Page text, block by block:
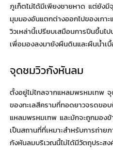
ภูเก็ตไม่ได้มีเพียงชายหาด แต่ยัง
มุมมองอันแตกต่างออกไปของเกา
วิวเหล่านี้เปรียบเสมือนการปีนขึ้น
เพื่อมองลงมายังผืนดินและผืนน้ำเ
จุดชมวิวกังหันลม
ตั้งอยู่ไม่ไกลจากแหลมพรหมเทพ
ของทะเลสีครามที่ทอดยาวจรดขอ
แหลมพรหมเทพ และมักจะถูกมองข้
เป็นสถานที่ที่เหมาะสำหรับการถ่า
กังหันลมบริเวณนี้ไม่ได้มีวัตถุประส